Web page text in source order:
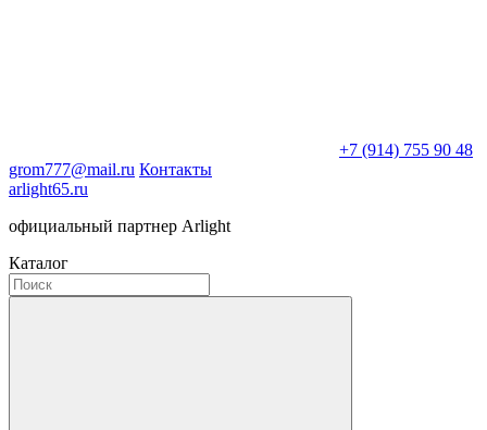
+7 (914) 755 90 48
grom777@mail.ru Контакты
arlight65.ru
официальный партнер Arlight
Каталог